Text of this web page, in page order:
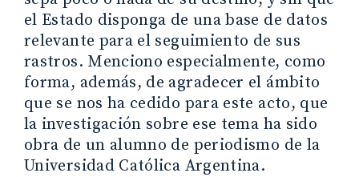
el Estado disponga de una base de datos
relevante para el seguimiento de sus
rastros. Menciono especialmente, como
forma, además, de agradecer el ámbito
que se nos ha cedido para este acto, que
la investigación sobre ese tema ha sido
obra de un alumno de periodismo de la
Universidad Católica Argentina.